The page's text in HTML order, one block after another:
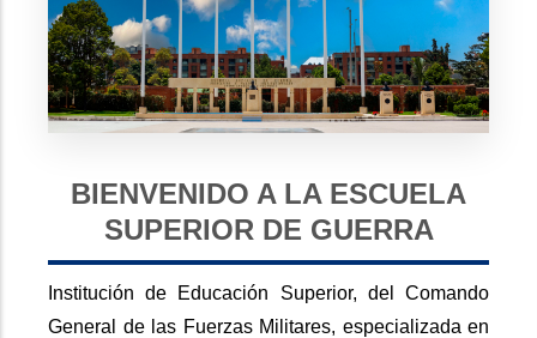
BIENVENIDO A LA ESCUELA
SUPERIOR DE GUERRA
Institución de Educación Superior, del Comando
General de las Fuerzas Militares, especializada en